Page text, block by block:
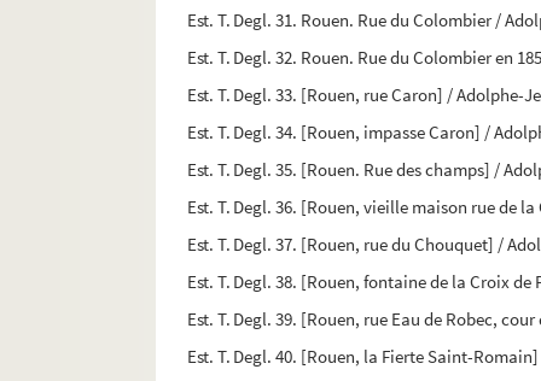
Est. T. Degl. 31. Rouen. Rue du Colombier /
Est. T. Degl. 32. Rouen. Rue du Colombier en
Est. T. Degl. 33. [Rouen, rue Caron] / Adolphe-
Est. T. Degl. 34. [Rouen, impasse Caron] /
Est. T. Degl. 35. [Rouen. Rue des champs] /
Est. T. Degl. 36. [Rouen, vieille maison rue de
Est. T. Degl. 37. [Rouen, rue du Chouquet] /
Est. T. Degl. 38. [Rouen, fontaine de la Croix
Est. T. Degl. 39. [Rouen, rue Eau de Robec,
Est. T. Degl. 40. [Rouen, la Fierte Saint-